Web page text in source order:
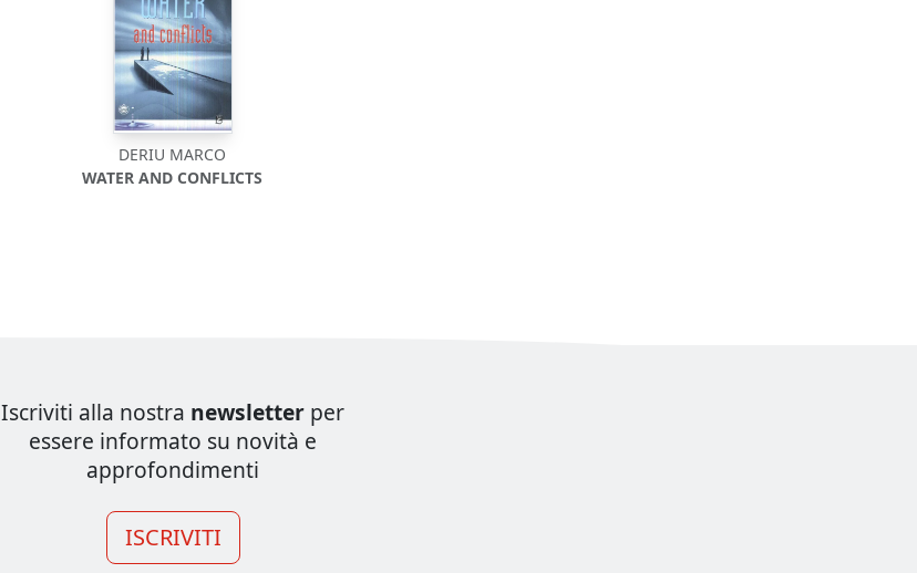
DERIU MARCO
WATER AND CONFLICTS
Iscriviti alla nostra newsletter per
essere informato su novità e
approfondimenti
ISCRIVITI